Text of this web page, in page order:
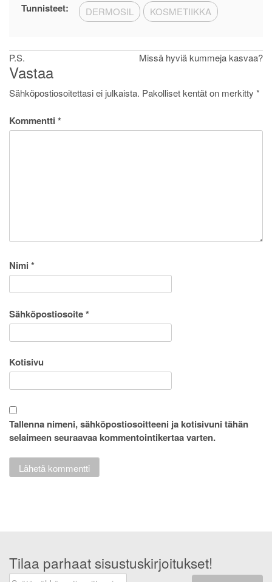
Tunnisteet: DERMOSIL KOSMETIIKKA
Artikkelien
selaus
P.S. Missä hyviä kummeja kasvaa?
Vastaa
Sähköpostiosoitettasi ei julkaista. Pakolliset kentät on merkitty *
Kommentti *
Nimi *
Sähköpostiosoite*
Kotisivu
Tallenna nimeni, sähköpostiosoitteeni ja kotisivuni tähän
selaimeen seuraavaa kommentointikertaa varten.
Tilaa parhaat sisustuskirjoitukset!